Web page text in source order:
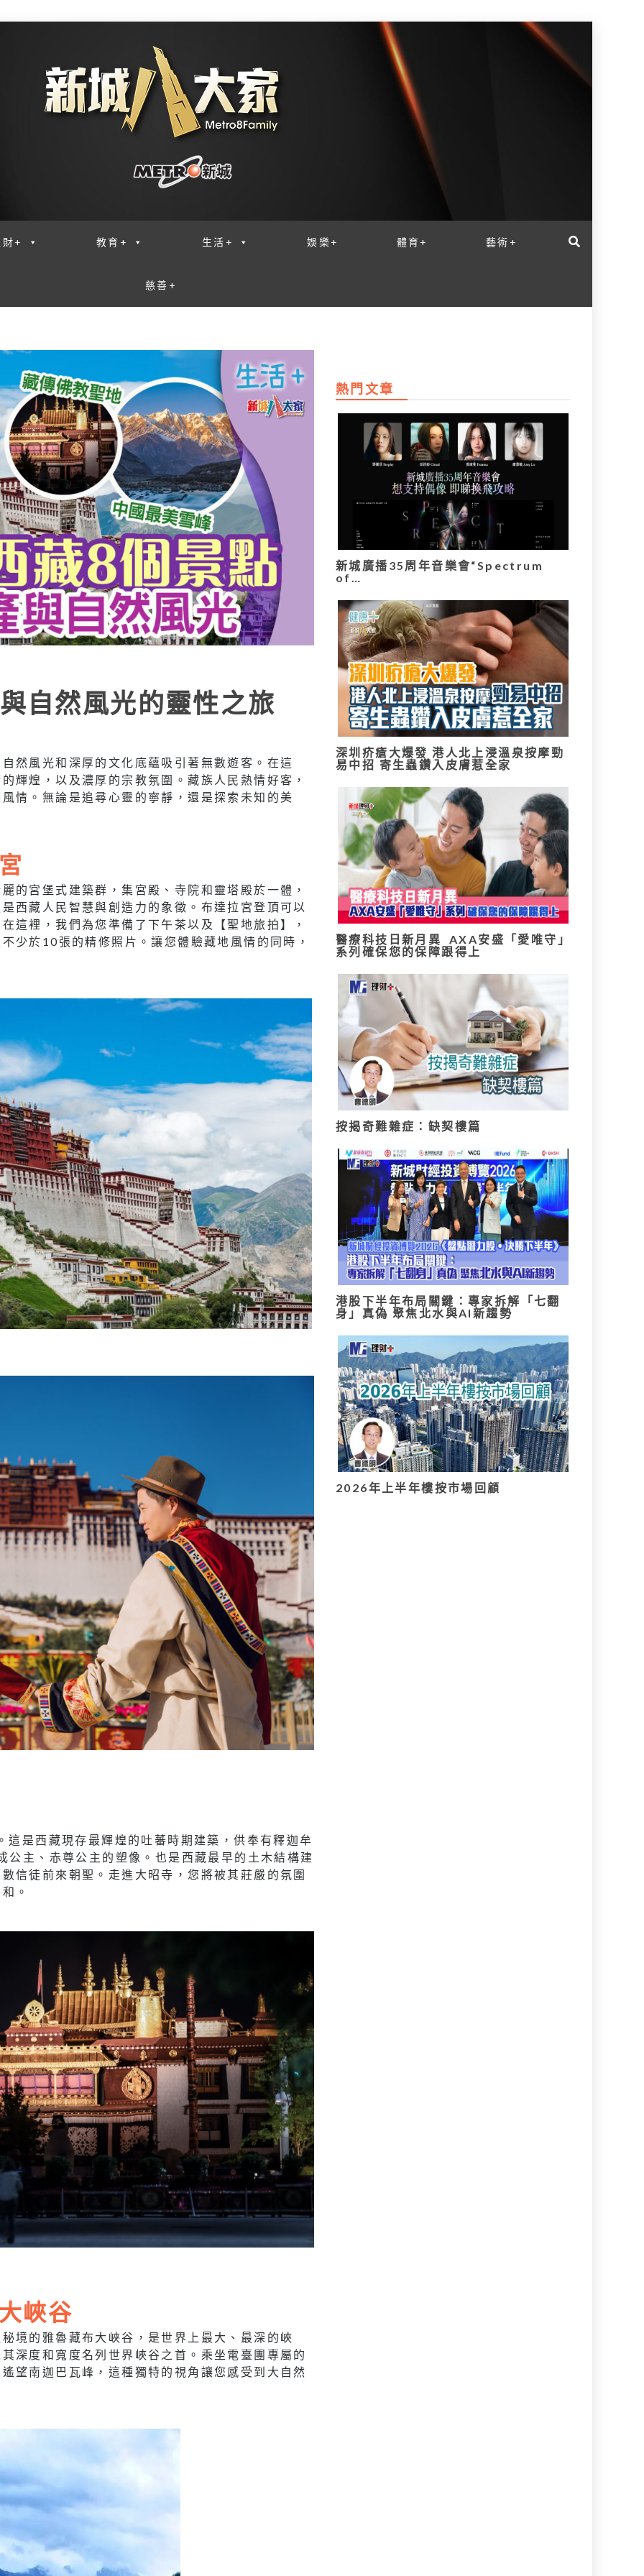
財+ 教育+ 生活+ 娛樂+ 體育+ 藝術+
慈善+
自然風光的靈性之旅
然風光和深厚的文化底蘊吸引著無數遊客。在這
輝煌，以及濃厚的宗教氛圍。藏族人民熱情好客，
情。無論是追尋心靈的寧靜，還是探索未知的美
的宮堡式建築群，集宮殿、寺院和靈塔殿於一體，
西藏人民智慧與創造力的象徵。布達拉宮登頂可以
這裡，我們為您準備了下午茶以及【聖地旅拍】，
少於10張的精修照片。讓您體驗藏地風情的同時，
是西藏現存最輝煌的吐蕃時期建築，供奉有釋迦牟
主、赤尊公主的塑像。也是西藏最早的土木結構建
信徒前來朝聖。走進大昭寺，您將被其莊嚴的氛圍
。
峽谷
境的雅魯藏布大峽谷，是世界上最大、最深的峽
深度和寬度名列世界峽谷之首。乘坐電臺團專屬的
望南迦巴瓦峰，這種獨特的視角讓您感受到大自然
熱門文章
新城廣播35周年音樂會“Spectrum
of…
深圳疥瘡大爆發 港人北上浸溫泉按摩勁
易中招 寄生蟲鑽入皮膚惹全家
醫療科技日新月異 AXA安盛「愛唯守」
系列確保您的保障跟得上
按揭奇難雜症：缺契樓篇
港股下半年布局關鍵：專家拆解「七翻
身」真偽 聚焦北水與AI新趨勢
2026年上半年樓按市場回顧